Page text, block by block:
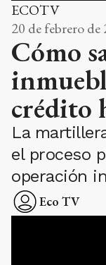
ECOTV
20 de febrero
Cómo
crédito
La
el proceso
operación
Eco TV